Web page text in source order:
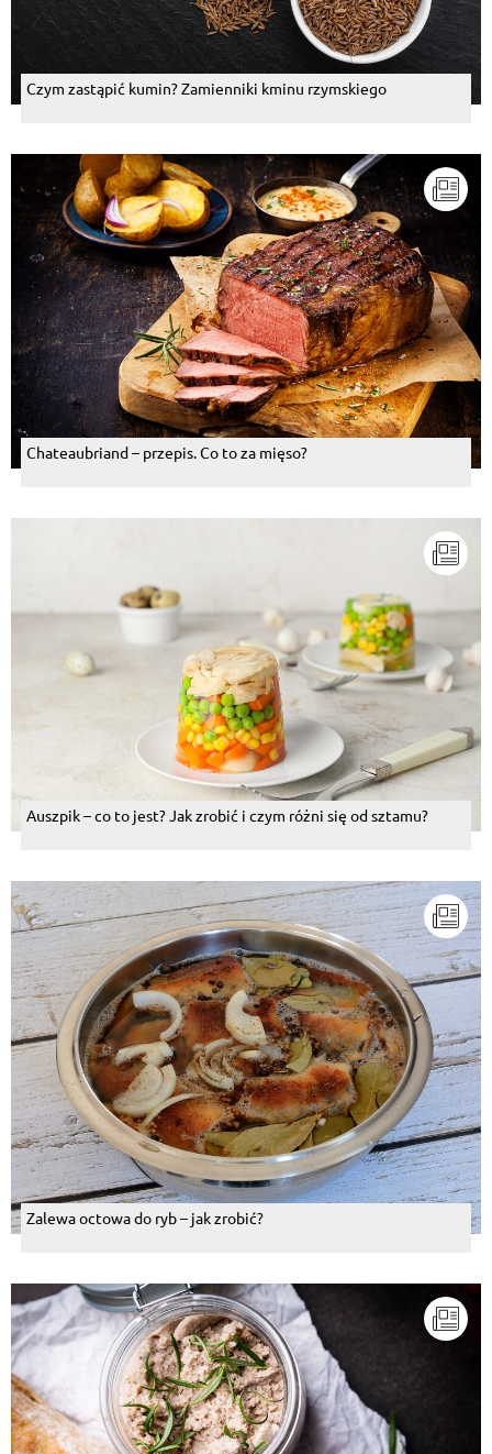
Czym zastąpić kumin? Zamienniki kminu rzymskiego
Chateaubriand – przepis. Co to za mięso?
Auszpik – co to jest? Jak zrobić i czym różni się od sztamu?
Zalewa octowa do ryb – jak zrobić?